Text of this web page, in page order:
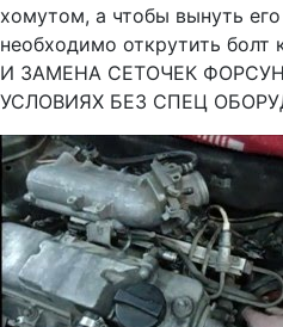
хомутом, а чтобы вынуть
необходимо открутить
И ЗАМЕНА СЕТОЧЕК
УСЛОВИЯХ БЕЗ СПЕЦ